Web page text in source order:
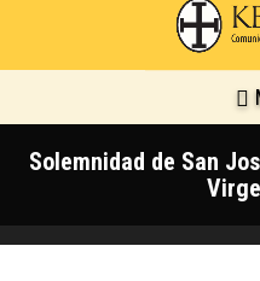
Solemnidad de San